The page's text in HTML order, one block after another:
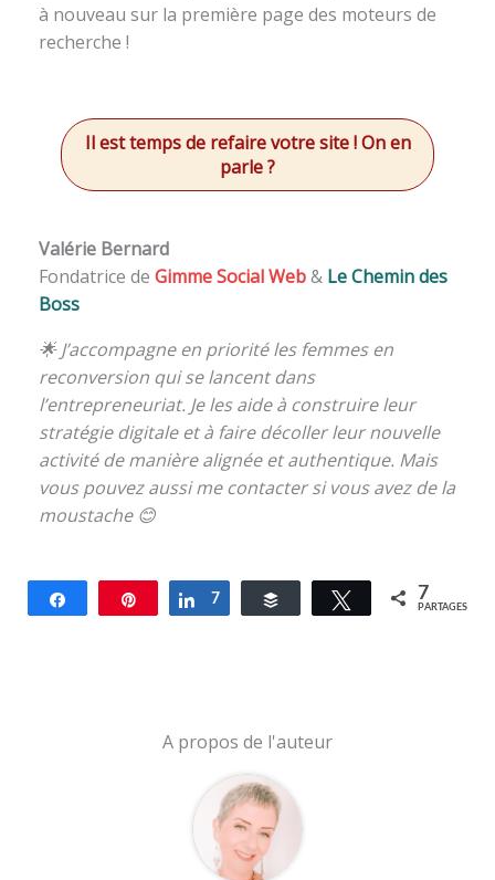
à nouveau sur la première page des moteurs de
recherche !
Il est temps de refaire votre site ! On en
parle ?
Valérie Bernard
Fondatrice de Gimme Social Web& Le Chemin des
Boss
🌟 J’accompagne en priorité les femmes en
reconversion qui se lancent dans
l’entrepreneuriat. Je les aide à construire leur
stratégie digitale et à faire décoller leur nouvelle
activité de manière alignée et authentique. Mais
vous pouvez aussi me contacter si vous avez de la
moustache 😊
Partagez Épingle Partagez
7 Buffer Tweetez7
PARTAGES
A propos de l'auteur